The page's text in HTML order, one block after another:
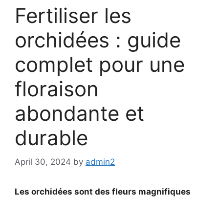
Fertiliser les
orchidées : guide
complet pour une
floraison
abondante et
durable
April 30, 2024 by admin2
Les orchidées sont des fleurs magnifiques